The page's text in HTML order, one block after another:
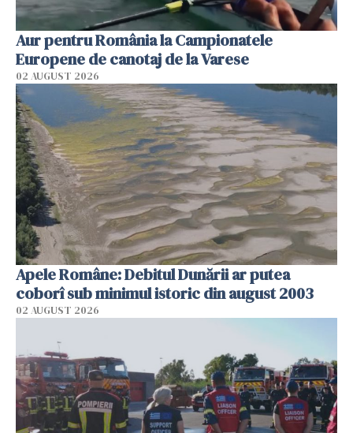
Aur pentru România la Campionatele
Europene de canotaj de la Varese
02 AUGUST 2026
Apele Române: Debitul Dunării ar putea
coborî sub minimul istoric din august 2003
02 AUGUST 2026